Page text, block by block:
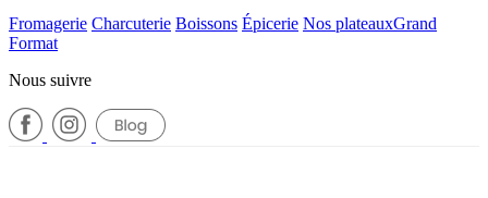
Fromagerie Charcuterie Boissons Épicerie Nos plateauxGrand
Format
Nous suivre